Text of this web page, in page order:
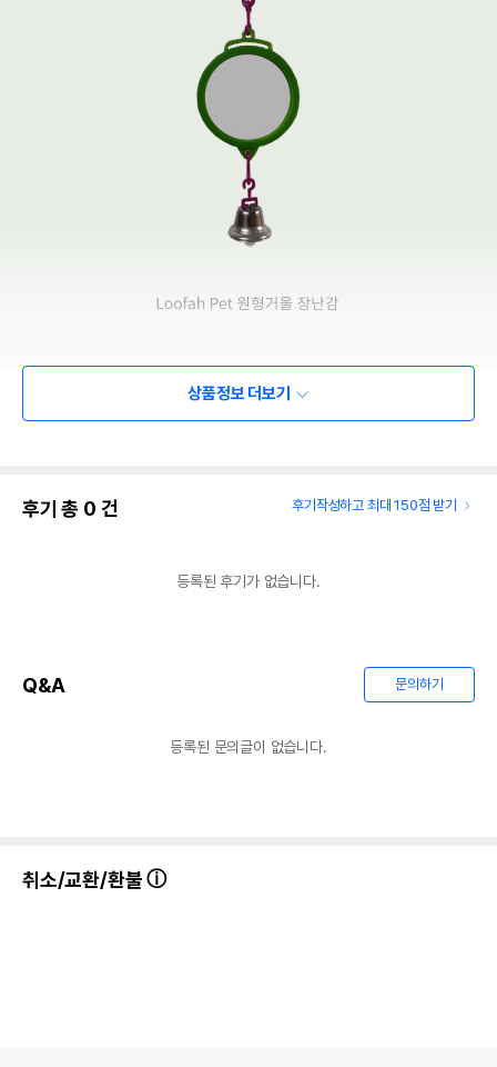
상품정보 더보기
후기 총 0 건 후기작성하고 최대 150점 받기
등록된 후기가 없습니다.
Q&A 문의하기
등록된 문의글이 없습니다.
취소/교환/환불